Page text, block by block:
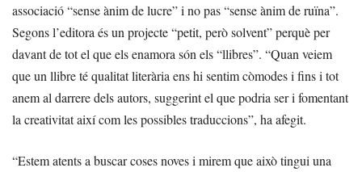
associació “sense ànim de lucre” i no pas “sense ànim de ruïna”.
Segons l’editora és un projecte “petit, però solvent” perquè per
davant de tot el que els enamora són els “llibres”. “Quan veiem
que un llibre té qualitat literària ens hi sentim còmodes i fins i tot
anem al darrere dels autors, suggerint el que podria ser i fomentant
la creativitat així com les possibles traduccions”, ha afegit.
“Estem atents a buscar coses noves i mirem que això tingui una